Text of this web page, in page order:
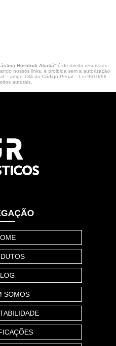
Hortifruti Abatiá" é de direito reservado.
nossos links, é proibida sem a autorização
– artigo 184 do Código Penal – Lei 9610/98 -
autorais.
HOME
BLOG
SOMOS